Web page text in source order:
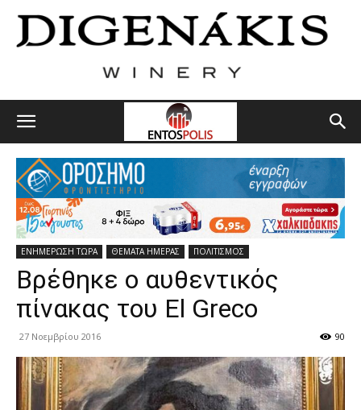
ΕΝΗΜΕΡΩΣΗ ΤΩΡΑ ΘΕΜΑΤΑ ΗΜΕΡΑΣ ΠΟΛΙΤΙΣΜΟΣ
Βρέθηκε ο αυθεντικός
πίνακας του El Greco
27 Νοεμβρίου 2016 90